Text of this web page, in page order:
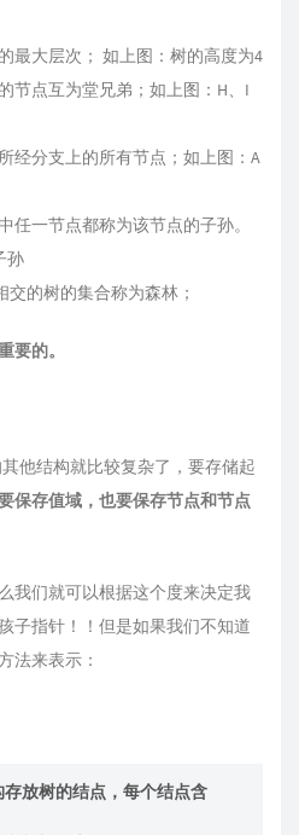
最大层次； 如上图：树的高度为4
节点互为堂兄弟；如上图：H、I
经分支上的所有节点；如上图：A
任一节点都称为该节点的子孙。
孙
交的树的集合称为森林；
要的。
他结构就比较复杂了，要存储起
保存值域，也要保存节点和节点
么我们就可以根据这个度来决定我
子指针！！但是如果我们不知道
法来表示：
放树的结点，每个结点含